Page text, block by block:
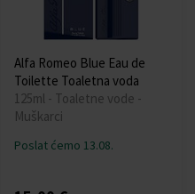
Alfa Romeo Blue Eau de
Toilette Toaletna voda
125ml - Toaletne vode -
Muškarci
Poslat ćemo 13.08.